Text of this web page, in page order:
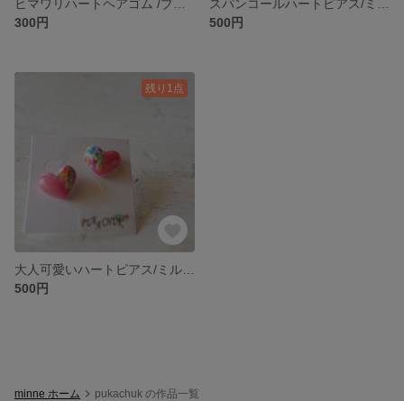
300円
500円
残り1点
500円
minne ホーム pukachuk の作品一覧